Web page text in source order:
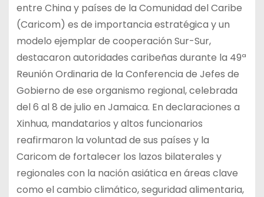
entre China y países de la Comunidad del Caribe
(Caricom) es de importancia estratégica y un
modelo ejemplar de cooperación Sur-Sur,
destacaron autoridades caribeñas durante la 49ª
Reunión Ordinaria de la Conferencia de Jefes de
Gobierno de ese organismo regional, celebrada
del 6 al 8 de julio en Jamaica. En declaraciones a
Xinhua, mandatarios y altos funcionarios
reafirmaron la voluntad de sus países y la
Caricom de fortalecer los lazos bilaterales y
regionales con la nación asiática en áreas clave
como el cambio climático, seguridad alimentaria,